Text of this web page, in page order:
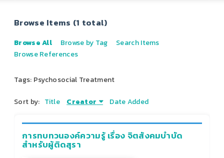
Browse Items (1 total)
Browse All Browse by Tag
Search Items
Browse References
Tags: Psychosocial Treatment
Sort by: Title Creator Date Added
การทบทวนองค์ความรู้ เรื่อง จิตสังคมบำบัด
สำหรับผู้ติดสุรา